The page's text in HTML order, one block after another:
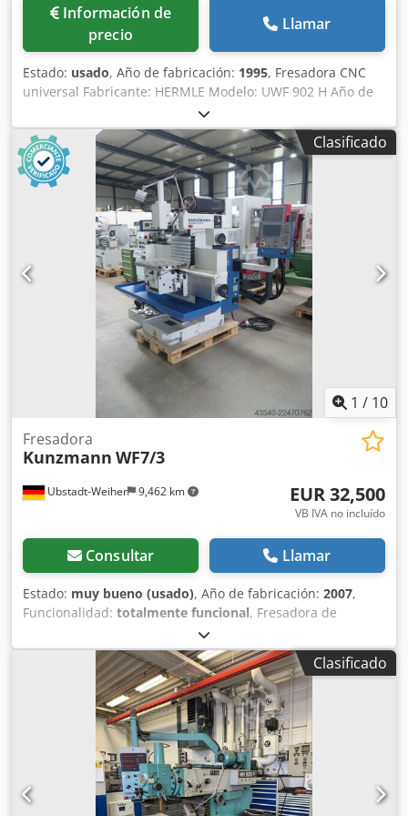
Información de
precio
Llamar
Estado: usado, Año de fabricación: 1995, Fresadora CNC
universal Fabricante: HERMLE Modelo: UWF 902 H Año de
fabricación: 1995 Horas de funcionamiento: 46.680 Control:
HEIDENHAIN TNC 426 Dcsdpfx Aev Rpr Sja Hsk Recorridos
X/Y/Z: 600 x 450 x 500 mm Mesa giratoria: 900 x 458 mm
Palpador 3D Renishaw Rango de velocidades: de 20 a 6.300
rpm Portaherramientas: SK 40 Depósito de refrigerante
Potencia del motor: 8,6 kW Peso aproximado: 4.500 kg
Dimensiones de la máquina (largo x ancho x alto):
aproximadamente 2.950 x 2.200 x 2.300 mm 3826
Clasificado
1 / 10
Ubstadt-Weiher 9,462 km
Fresadora
Kunzmann WF7/3
EUR 32,500
VB IVA no incluído
Consultar Llamar
Estado: muy bueno (usado), Año de fabricación: 2007,
Funcionalidad: totalmente funcional, Fresadora de
herramientas Kunzmann WF7/3 con control Heidenhain
TNC 124. ¡EN EXCELENTE ESTADO! Cumple con la
normativa CE. Datos técnicos: >> Año de fabricación 2007,
número de máquina 370648 >> Mesa giratoria, inclinable y
oscilante Ranuras de sujeción: 6 Ancho de ranuras: 14 H 7
Distancia entre ranuras: 63 mm Carga máxima: 300 kg >>
Velocidades de giro S I: 1 – 1125 min-1 Velocidades de giro
S II: 1126 – 4500 min-1 >> Avance (potenciómetro 100 %)
longitudinal y transversal: 0 – 2000 mm/min Avance rápido
longitudinal y transversal: 5000 mm/min Avance vertical: 0
Clasificado